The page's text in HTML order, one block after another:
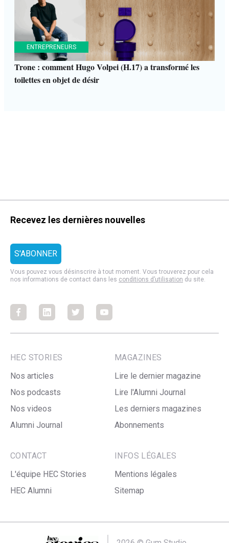
ENTREPRENEURS
Trone : comment Hugo Volpei (H.17) a transformé les
toilettes en objet de désir
Recevez les dernières nouvelles
Vous pouvez vous désinscrire à tout moment. Vous trouverez pour cela
nos informations de contact dans les conditions d’utilisation du site.
FacebookFacebookFacebookFacebook
HEC STORIES
Nos articles
Nos podcasts
Nos videos
Alumni Journal
MAGAZINES
Lire le dernier magazine
Lire l'Alumni Journal
Les derniers magazines
Abonnements
CONTACT
L'équipe HEC Stories
HEC Alumni
INFOS LÉGALES
Mentions légales
Sitemap